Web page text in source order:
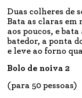
Duas colheres de
Bata as claras em
aos poucos, e
batedor, a ponta
e leve ao forno
Bolo de noiva 2
(para 50 pessoas)